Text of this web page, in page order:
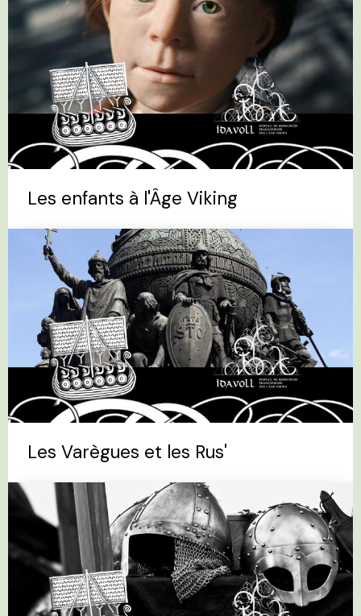
Les enfants à l'Âge Viking
Les Varègues et les Rus'